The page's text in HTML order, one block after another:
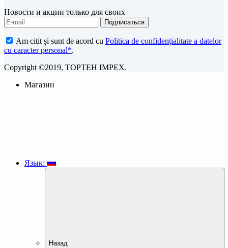
Новости и акции только для своих
Am citit și sunt de acord cu Politica de confidențialitate a datelor
cu caracter personal*.
Copyright ©2019, TOPTEH IMPEX.
Магазин
Язык:
Назад